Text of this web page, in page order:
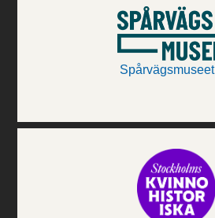
Spårvägsmuseet